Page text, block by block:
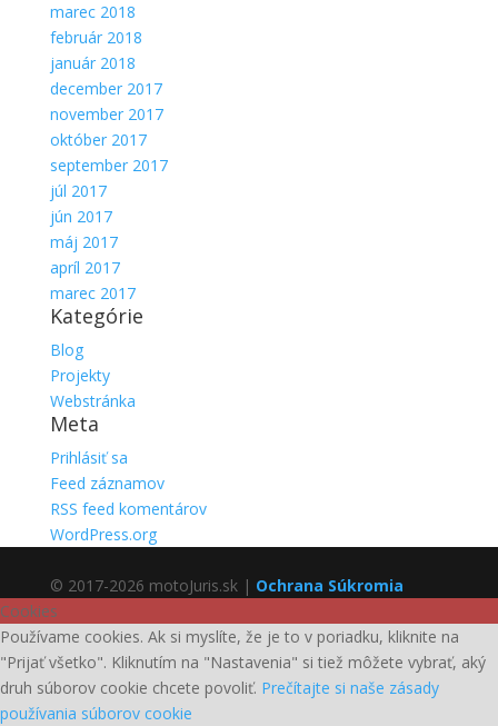
marec 2018
február 2018
január 2018
december 2017
november 2017
október 2017
september 2017
júl 2017
jún 2017
máj 2017
apríl 2017
marec 2017
Kategórie
Blog
Projekty
Webstránka
Meta
Prihlásiť sa
Feed záznamov
RSS feed komentárov
WordPress.org
© 2017-2026 motoJuris.sk | Ochrana Súkromia
Cookies
Používame cookies. Ak si myslíte, že je to v poriadku, kliknite na
"Prijať všetko". Kliknutím na "Nastavenia" si tiež môžete vybrať, aký
druh súborov cookie chcete povoliť. Prečítajte si naše zásady
používania súborov cookie